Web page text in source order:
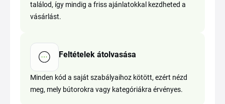
találod, így mindig a friss ajánlatokkal kezdheted a
vásárlást.
Feltételek átolvasása
Minden kód a saját szabályaihoz kötött, ezért nézd
meg, mely bútorokra vagy kategóriákra érvényes.